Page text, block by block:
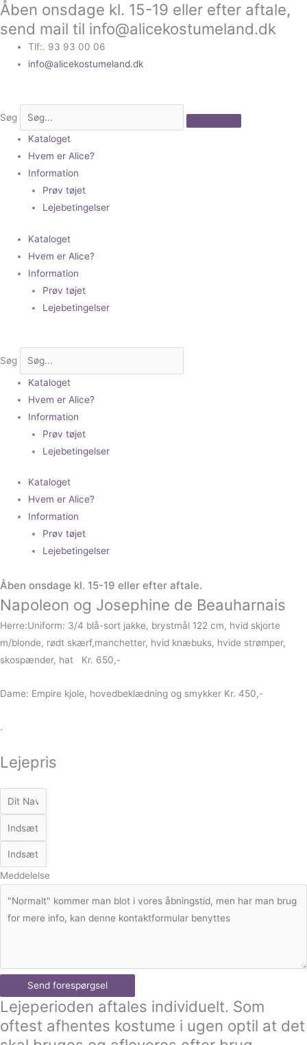
Gå
til
indholdet
Åben onsdage kl. 15-19 eller efter aftale,
send mail til info@alicekostumeland.dk
Tlf:. 93 93 00 06
info@alicekostumeland.dk
Søg
Kataloget
Hvem er Alice?
Information
Prøv tøjet
Lejebetingelser
Kataloget
Hvem er Alice?
Information
Prøv tøjet
Lejebetingelser
Søg
Kataloget
Hvem er Alice?
Information
Prøv tøjet
Lejebetingelser
Kataloget
Hvem er Alice?
Information
Prøv tøjet
Lejebetingelser
Åben onsdage kl. 15-19 eller efter aftale.
Napoleon og Josephine de Beauharnais
Herre:Uniform: 3/4 blå-sort jakke, brystmål 122 cm, hvid skjorte
m/blonde, rødt skærf,manchetter, hvid knæbuks, hvide strømper,
skospænder, hat Kr. 650,-
Dame: Empire kjole, hovedbeklædning og smykker Kr. 450,-
.
Lejepris
Meddelelse
Send forespørgsel
Lejeperioden aftales individuelt. Som
oftest afhentes kostume i ugen optil at det